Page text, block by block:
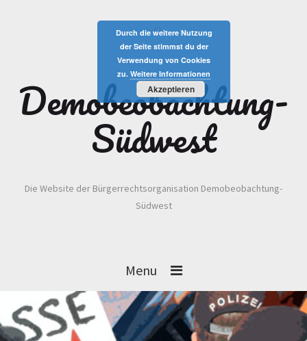
Demobeobachtung-
Südwest
Die Website der Bürgerrechtsorganisation Demobeobachtung-
Südwest
Menu
Durch die weitere Nutzung
der Seite stimmst du der
Verwendung von Cookies
zu. Weitere Informationen
Akzeptieren